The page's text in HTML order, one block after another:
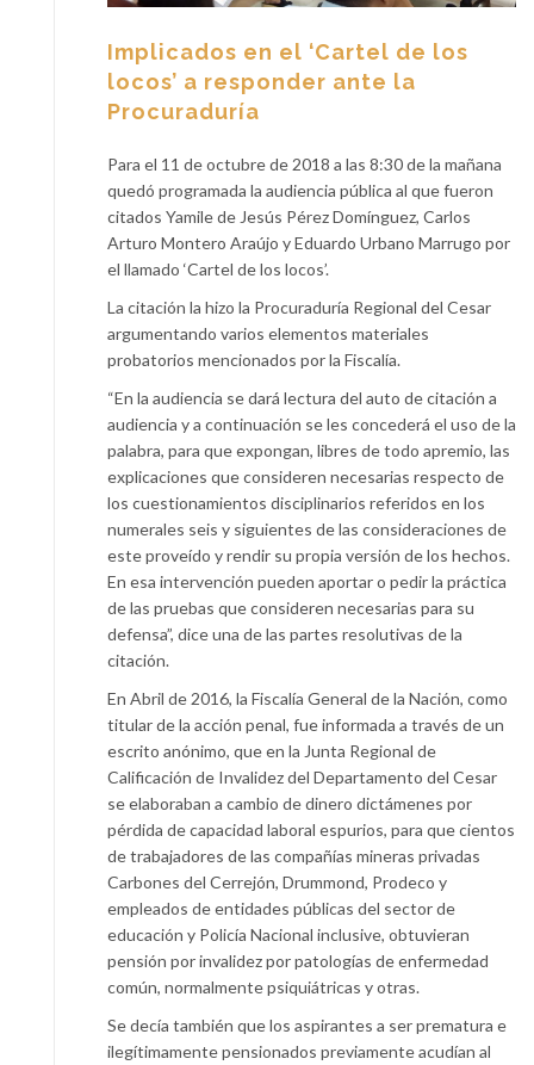
Implicados en el ‘Cartel de los
locos’ a responder ante la
Procuraduría
Para el 11 de octubre de 2018 a las 8:30 de la mañana
quedó programada la audiencia pública al que fueron
citados Yamile de Jesús Pérez Domínguez, Carlos
Arturo Montero Araújo y Eduardo Urbano Marrugo por
el llamado ‘Cartel de los locos’.
La citación la hizo la Procuraduría Regional del Cesar
argumentando varios elementos materiales
probatorios mencionados por la Fiscalía.
“En la audiencia se dará lectura del auto de citación a
audiencia y a continuación se les concederá el uso de la
palabra, para que expongan, libres de todo apremio, las
explicaciones que consideren necesarias respecto de
los cuestionamientos disciplinarios referidos en los
numerales seis y siguientes de las consideraciones de
este proveído y rendir su propia versión de los hechos.
En esa intervención pueden aportar o pedir la práctica
de las pruebas que consideren necesarias para su
defensa”, dice una de las partes resolutivas de la
citación.
En Abril de 2016, la Fiscalía General de la Nación, como
titular de la acción penal, fue informada a través de un
escrito anónimo, que en la Junta Regional de
Calificación de Invalidez del Departamento del Cesar
se elaboraban a cambio de dinero dictámenes por
pérdida de capacidad laboral espurios, para que cientos
de trabajadores de las compañías mineras privadas
Carbones del Cerrejón, Drummond, Prodeco y
empleados de entidades públicas del sector de
educación y Policía Nacional inclusive, obtuvieran
pensión por invalidez por patologías de enfermedad
común, normalmente psiquiátricas y otras.
Se decía también que los aspirantes a ser prematura e
ilegítimamente pensionados previamente acudían al